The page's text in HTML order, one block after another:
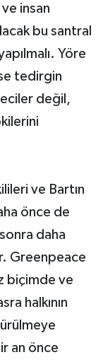
insan
bu santral
Yöre
tedirgin
değil,
ve Bartın
önce de
daha
Greenpeace
biçimde ve
halkının
an önce